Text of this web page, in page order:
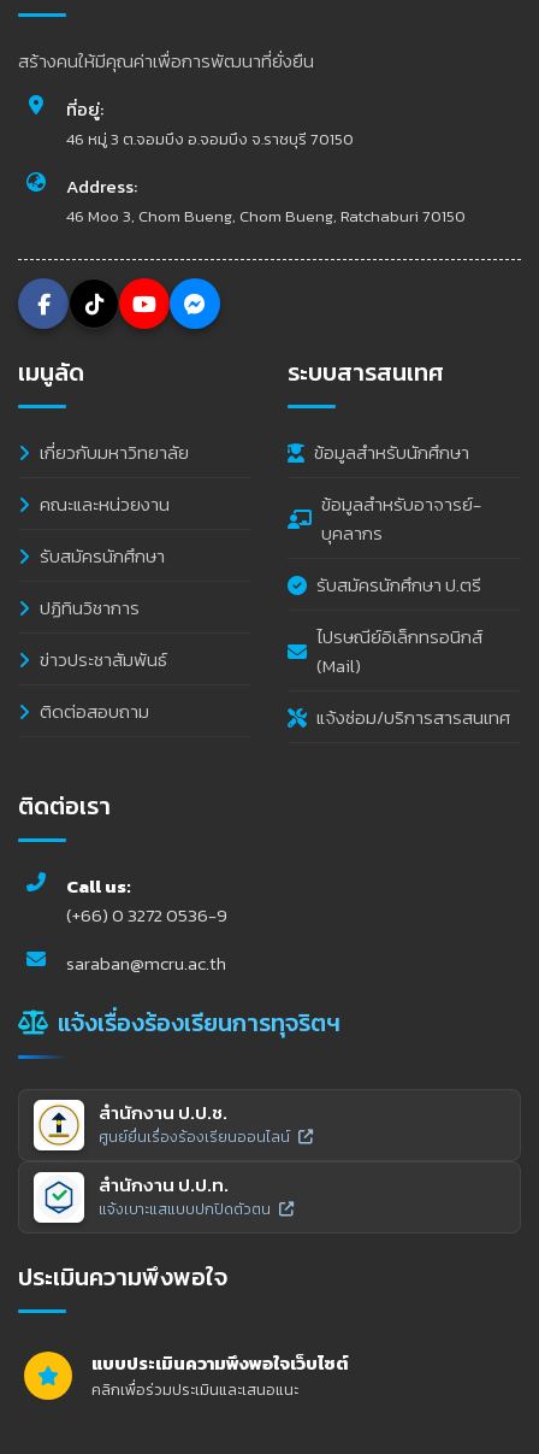
สร้างคนให้มีคุณค่าเพื่อการพัฒนาที่ยั่งยืน
ที่อยู่:
46 หมู่ 3 ต.จอมบึง อ.จอมบึง จ.ราชบุรี 70150
Address:
46 Moo 3, Chom Bueng, Chom Bueng, Ratchaburi 70150
เมนูลัด
เกี่ยวกับมหาวิทยาลัย
คณะและหน่วยงาน
รับสมัครนักศึกษา
ปฏิทินวิชาการ
ข่าวประชาสัมพันธ์
ติดต่อสอบถาม
ระบบสารสนเทศ
ข้อมูลสำหรับนักศึกษา
ข้อมูลสำหรับอาจารย์-
บุคลากร
รับสมัครนักศึกษา ป.ตรี
ไปรษณีย์อิเล็กทรอนิกส์
(Mail)
แจ้งซ่อม/บริการสารสนเทศ
ติดต่อเรา
Call us:
(+66) 0 3272 0536-9
saraban@mcru.ac.th
แจ้งเรื่องร้องเรียนการทุจริตฯ
สำนักงาน ป.ป.ช.
ศูนย์ยื่นเรื่องร้องเรียนออนไลน์
สำนักงาน ป.ป.ท.
แจ้งเบาะแสแบบปกปิดตัวตน
ประเมินความพึงพอใจ
แบบประเมินความพึงพอใจเว็บไซต์
คลิกเพื่อร่วมประเมินและเสนอแนะ